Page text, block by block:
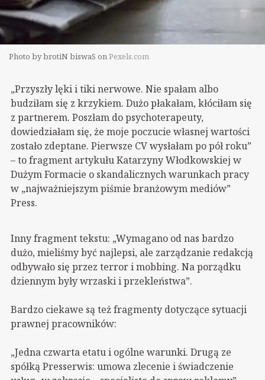
Photo by brotiN biswaS onPexels.com
„Przyszły lęki i tiki nerwowe. Nie spałam albo
budziłam się z krzykiem. Dużo płakałam, kłóciłam się
z partnerem. Poszłam do psychoterapeuty,
dowiedziałam się, że moje poczucie własnej wartości
zostało zdeptane. Pierwsze CV wysłałam po pół roku”
– to fragment artykułu Katarzyny Włodkowskiej w
Dużym Formacie o skandalicznych warunkach pracy
w „najważniejszym piśmie branżowym mediów”
Press.
Inny fragment tekstu: „Wymagano od nas bardzo
dużo, mieliśmy być najlepsi, ale zarządzanie redakcją
odbywało się przez terror i mobbing. Na porządku
dziennym były wrzaski i przekleństwa”.
Bardzo ciekawe są też fragmenty dotyczące sytuacji
prawnej pracowników:
„Jedna czwarta etatu i ogólne warunki. Drugą ze
spółką Presserwis: umowa zlecenie i świadczenie